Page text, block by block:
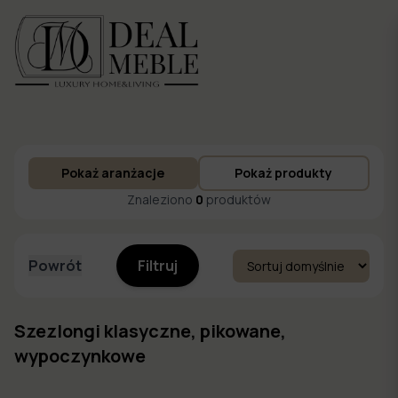
Ulubione
Pokaż aranżacje
Pokaż produkty
Znaleziono 0 produktów
Powrót Filtruj
Szezlongi klasyczne, pikowane,
wypoczynkowe